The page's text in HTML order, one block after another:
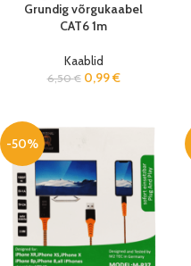
Grundig võrgukaabel
CAT6 1m
Kaablid
6,50€ 0,99€
-50%